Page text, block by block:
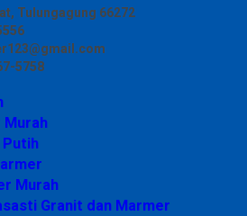
Tulungagung 66272
5758
Murah
Putih
Murah
Granit dan Marmer